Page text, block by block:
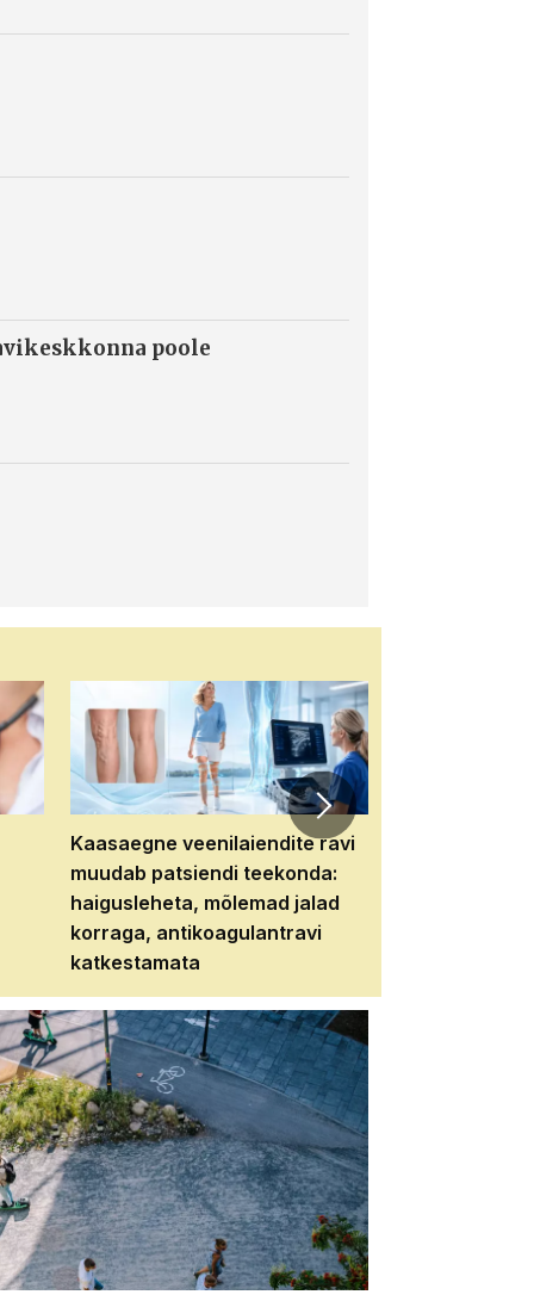
poole
Kaasaegne veenilaiendite ravi
muudab patsiendi teekonda:
haigusleheta, mõlemad jalad
korraga, antikoagulantravi
katkestamata